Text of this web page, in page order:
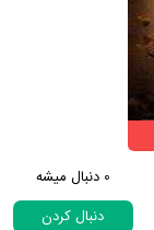
0 دنبال میشه
دنبال کردن